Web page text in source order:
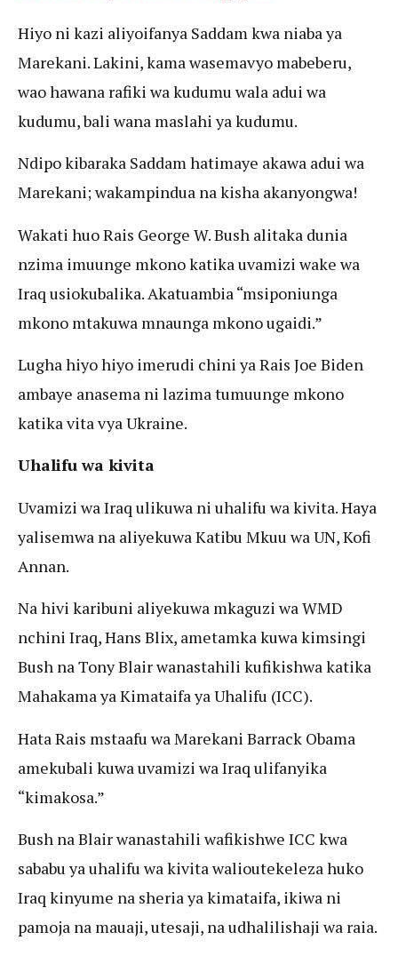
Hiyo ni kazi aliyoifanya Saddam kwa niaba ya
Marekani. Lakini, kama wasemavyo mabeberu,
wao hawana rafiki wa kudumu wala adui wa
kudumu, bali wana maslahi ya kudumu.
Ndipo kibaraka Saddam hatimaye akawa adui wa
Marekani; wakampindua na kisha akanyongwa!
Wakati huo Rais George W. Bush alitaka dunia
nzima imuunge mkono katika uvamizi wake wa
Iraq usiokubalika. Akatuambia “msiponiunga
mkono mtakuwa mnaunga mkono ugaidi.”
Lugha hiyo hiyo imerudi chini ya Rais Joe Biden
ambaye anasema ni lazima tumuunge mkono
katika vita vya Ukraine.
Uhalifu wa kivita
Uvamizi wa Iraq ulikuwa ni uhalifu wa kivita. Haya
yalisemwa na aliyekuwa Katibu Mkuu wa UN, Kofi
Annan.
Na hivi karibuni aliyekuwa mkaguzi wa WMD
nchini Iraq, Hans Blix, ametamka kuwa kimsingi
Bush na Tony Blair wanastahili kufikishwa katika
Mahakama ya Kimataifa ya Uhalifu (ICC).
Hata Rais mstaafu wa Marekani Barrack Obama
amekubali kuwa uvamizi wa Iraq ulifanyika
“kimakosa.”
Bush na Blair wanastahili wafikishwe ICC kwa
sababu ya uhalifu wa kivita walioutekeleza huko
Iraq kinyume na sheria ya kimataifa, ikiwa ni
pamoja na mauaji, utesaji, na udhalilishaji wa raia.